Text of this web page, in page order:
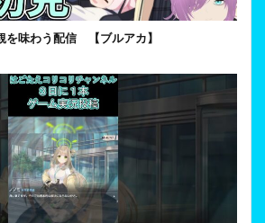
を味わう配信 【ブルアカ】